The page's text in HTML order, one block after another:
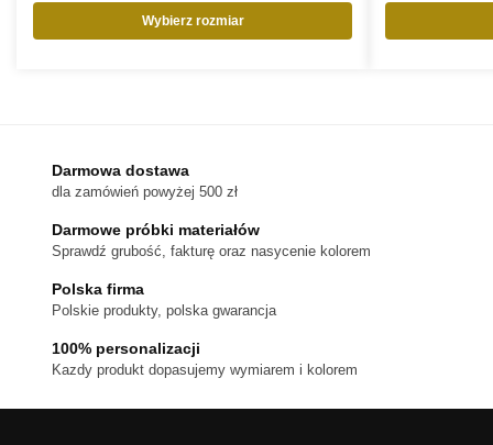
Wybierz rozmiar
wybrać
stronie
produktu
Darmowa dostawa
dla zamówień powyżej 500 zł
Darmowe próbki materiałów
Sprawdź grubość, fakturę oraz nasycenie kolorem
Polska firma
Polskie produkty, polska gwarancja
100% personalizacji
Kazdy produkt dopasujemy wymiarem i kolorem